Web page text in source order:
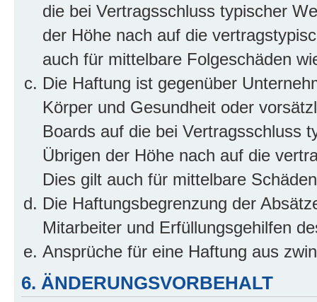
die bei Vertragsschluss typischer
der Höhe nach auf die
auch für mittelbare Folgeschäden
Die Haftung ist gegenüber
Körper und Gesundheit oder
Boards auf die bei Vertragsschluss
Übrigen der Höhe nach auf die
Dies gilt auch für mittelbare
Die Haftungsbegrenzung der
Mitarbeiter und Erfüllungsgehilfen
Ansprüche für eine Haftung aus
6. ÄNDERUNGSVORBEHALT